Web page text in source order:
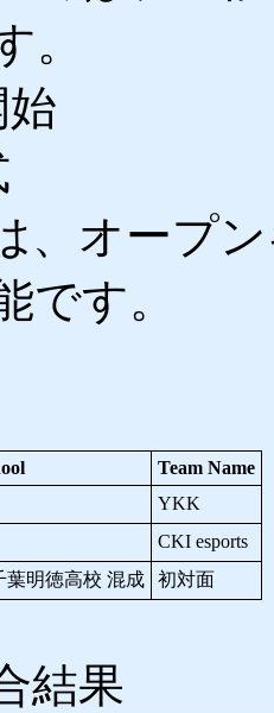
。
始
、オープ
です。
Team Name
YKK
CKI esports
葉明徳高校 混成 初対面
結果